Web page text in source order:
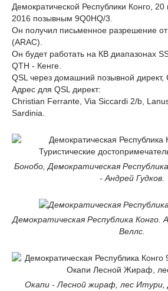
Демократической Республики Конго,
2016 позывным 9Q0HQ/3.
Он получил письменное разрешение
(ARAC).
Он будет работать на КВ диапазонах
QTH - Кенге.
QSL через домашний позывной директ,
Адрес для QSL директ:
Christian Ferrante, Via Siccardi 2/b,
Sardinia.
Бонобо, Демократическая
- Андрей Гудков.
Демократическая Республика
Веллс.
Окапи - Лесной жираф, лес Итури,